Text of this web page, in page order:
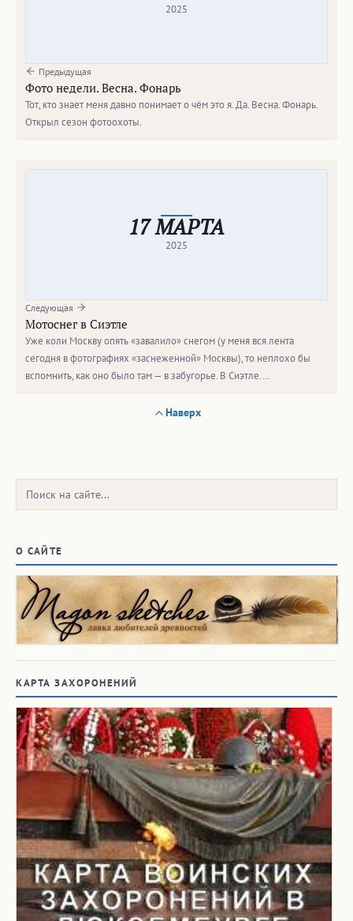
2025
Предыдущая
Фото недели. Весна. Фонарь
Тот, кто знает меня давно понимает о чём это я. Да. Весна. Фонарь.
Открыл сезон фотоохоты.
17 МАРТА
2025
Следующая
Мотоснег в Сиэтле
Уже коли Москву опять «завалило» снегом (у меня вся лента
сегодня в фотографиях «заснеженной» Москвы), то неплохо бы
вспомнить, как оно было там — в забугорье. В Сиэтле.…
Наверх
Поиск:
О САЙТЕ
КАРТА ЗАХОРОНЕНИЙ